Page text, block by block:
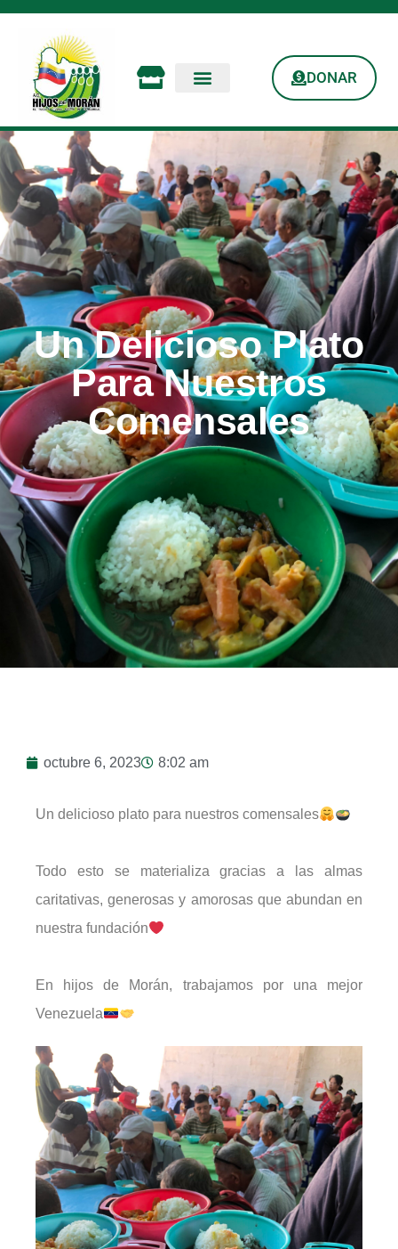
DONAR
Un Delicioso Plato
Para Nuestros
Comensales
octubre 6, 2023 8:02 am
Un delicioso plato para nuestros comensales
Todo esto se materializa gracias a las almas
caritativas, generosas y amorosas que abundan en
nuestra fundación
En hijos de Morán, trabajamos por una mejor
Venezuela